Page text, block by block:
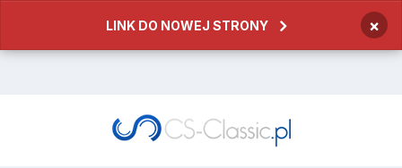
LINK DO NOWEJ STRONY ×